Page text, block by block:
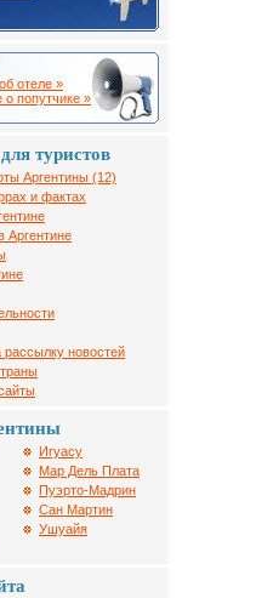
отеле »
о попутчике »
туристов
Аргентины (12)
и фактах
Аргентине
новостей
Игуасу
Мар Дель Плата
Пуэрто-Мадрин
Сан Мартин
Ушуайя